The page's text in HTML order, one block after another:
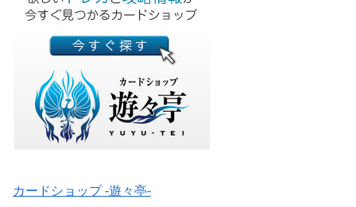
カードショップ -遊々亭-